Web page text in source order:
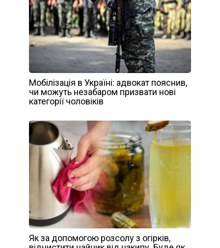
Мобілізація в Україні: адвокат пояснив,
чи можуть незабаром призвати нові
категорії чоловіків
Як за допомогою розсолу з огірків,